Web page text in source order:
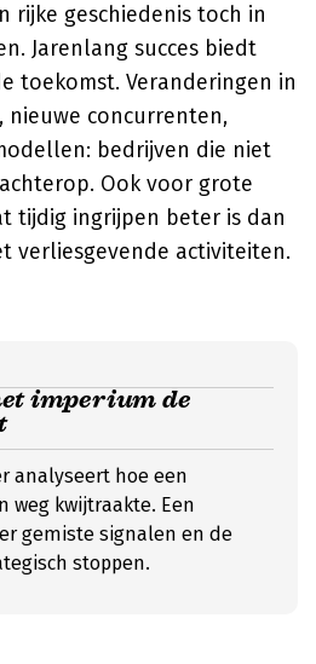
rijke geschiedenis toch in
Jarenlang succes biedt
toekomst. Veranderingen in
nieuwe concurrenten,
bedrijven die niet
Ook voor grote
tijdig ingrijpen beter is dan
verliesgevende activiteiten.
imperium de
analyseert hoe een
weg kwijtraakte. Een
gemiste signalen en de
stoppen.